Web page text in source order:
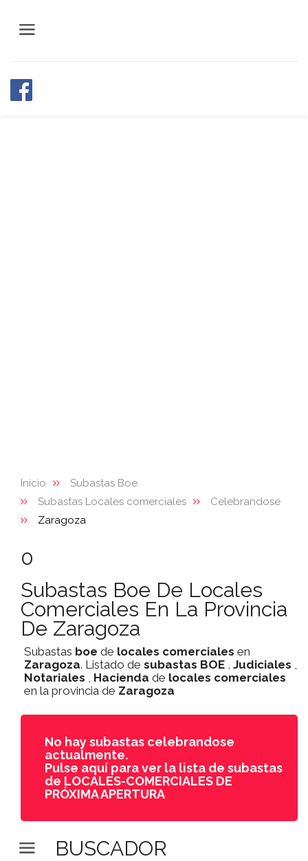
Inicio
Subastas Boe
Subastas Locales comerciales
Celebrandose
Zaragoza
0
Subastas Boe De Locales
Comerciales En La Provincia
De Zaragoza
Subastas boe de locales comerciales en
Zaragoza. Listado de subastas BOE , Judiciales ,
Notariales , Hacienda de locales comerciales
en la provincia de Zaragoza
No hay subastas celebrandose
actualmente.
Pulse aquí para ver la lista de subastas
de LOCALES-COMERCIALES DE
PRÓXIMA APERTURA
BUSCADOR